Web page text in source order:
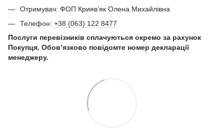
Отримувач: ФОП Криявʼяк Олена Михайлівна
Телефон: +38 (063) 122 8477
Послуги перевізників сплачуються окремо за рахунок
Покупця. Обов’язково повідомте номер декларації
менеджеру.